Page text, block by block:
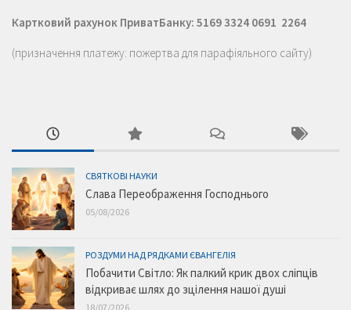
Картковий рахунок ПриватБанку: 5169 3324 0691 2264
(призначення платежу: пожертва для парафіяльного сайту)
СВЯТКОВІ НАУКИ
Слава Переображення Господнього
05/08/2026
РОЗДУМИ НАД РЯДКАМИ ЄВАНГЕЛІЯ
Побачити Світло: Як палкий крик двох сліпців
відкриває шлях до зцілення нашої душі
18/07/2026